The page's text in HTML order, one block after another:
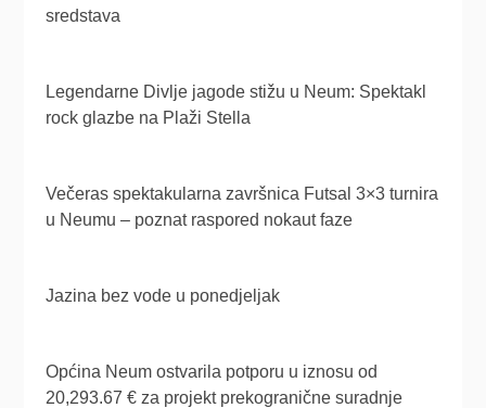
sredstava
Legendarne Divlje jagode stižu u Neum: Spektakl
rock glazbe na Plaži Stella
Večeras spektakularna završnica Futsal 3×3 turnira
u Neumu – poznat raspored nokaut faze
Jazina bez vode u ponedjeljak
Općina Neum ostvarila potporu u iznosu od
20,293.67 € za projekt prekogranične suradnje